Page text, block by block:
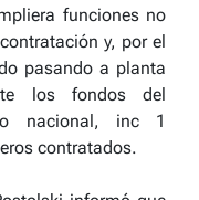
funciones no
y, por el
pasando a planta
los fondos del
nacional, inc 1
contratados.